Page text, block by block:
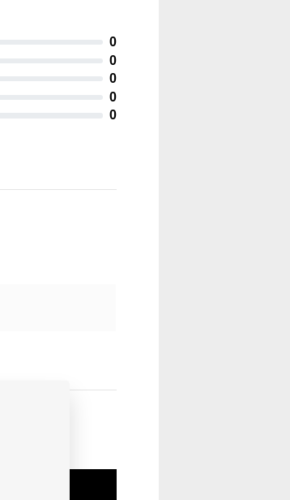
0
0
0
0
0